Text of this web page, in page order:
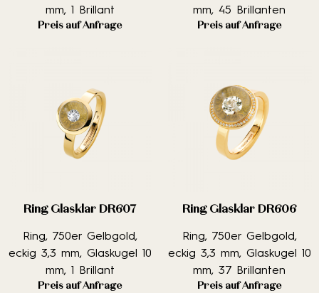
mm, 1 Brillant
Preis auf Anfrage
mm, 45 Brillanten
Preis auf Anfrage
Ring Glasklar DR607
Ring, 750er Gelbgold,
eckig 3,3 mm, Glaskugel 10
mm, 1 Brillant
Preis auf Anfrage
Ring Glasklar DR606
Ring, 750er Gelbgold,
eckig 3,3 mm, Glaskugel 10
mm, 37 Brillanten
Preis auf Anfrage